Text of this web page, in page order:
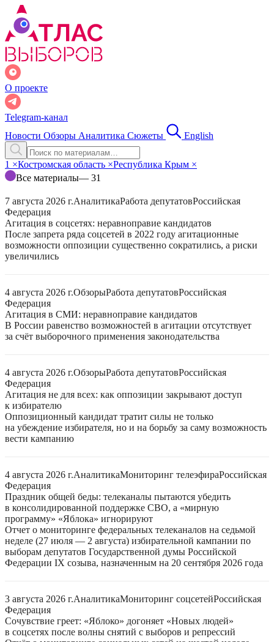
О проекте
Telegram-канал
Новости Обзоры Аналитика Сюжеты English
1 ×Костромская область ×Республика Крым ×
Все материалы— 31
7 августа 2026 г.АналитикаРабота депутатовРоссийская
Федерация
Агитация в соцсетях: неравноправие кандидатов
После запрета ряда соцсетей в 2022 году агитационные
возможности оппозиции существенно сократились, а риски
увеличились
4 августа 2026 г.ОбзорыРабота депутатовРоссийская
Федерация
Агитация в СМИ: неравноправие кандидатов
В России равенство возможностей в агитации отсутствует
за счёт выборочного применения законодательства
4 августа 2026 г.ОбзорыРабота депутатовРоссийская
Федерация
Агитация не для всех: как оппозиции закрывают доступ
к избирателю
Оппозиционный кандидат тратит силы не только
на убеждение избирателя, но и на борьбу за саму возможность
вести кампанию
4 августа 2026 г.АналитикаМониторинг телеэфираРоссийская
Федерация
Праздник общей беды: телеканалы пытаются убедить
в консолидированной поддержке СВО, а «мирную
программу» «Яблока» игнорируют
Отчет о мониторинге федеральных телеканалов на седьмой
неделе (27 июля — 2 августа) избирательной кампании по
выборам депутатов Государственной думы Российской
Федерации IX созыва, назначенным на 20 сентября 2026 года
3 августа 2026 г.АналитикаМониторинг соцсетейРоссийская
Федерация
Сочувствие греет: «Яблоко» догоняет «Новых людей»
в соцсетях после волны снятий с выборов и репрессий